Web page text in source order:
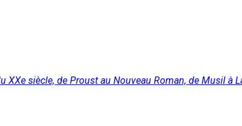
siècle, de Proust au Nouveau Roman, de Musil à